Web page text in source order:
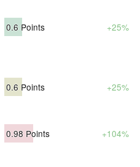
0.6 Points +25%
0.6 Points +25%
0.98 Points +104%